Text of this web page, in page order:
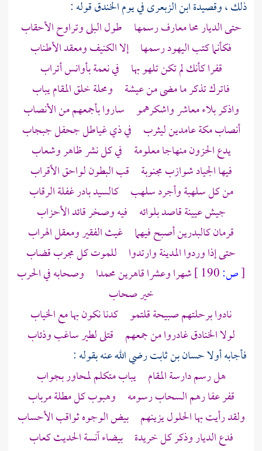
ذلك ، وقصيدةابن الزبعرىفي يومالخندققوله :
حتى الديار محا معارف رسمها طول البلى وتراوح الأحقاب
فكأنما كتباليهودرسمها إلا الكنيف ومعقد الأطناب
قفرا كأنك لم تكن تلهو بها في نعمة بأوانس أتراب
فاترك تذكر ما مضى من عيشة ومحلة خلق المقام يباب
واذكر بلاء معاشر واشكرهمو ساروا بأجمعهم من الأنصاب
أنصابمكةعامدينليثرب في ذي غياطل جحفل جبجاب
يدع الحزون منهاجا معلومة في كل نشر ظاهر وشعاب
فيها الجياد شوازب مجنوبة قب البطون لواحق الأقراب
من كل سلهبة وأجرد سلهب كالسيد بادر غفلة الرقاب
جيش عيينة قاصد بلوائه فيه وصخر قائد الأحزاب
قرمان كالبدرين أصبح فيهما غيث الفقير ومعقل الهراب
حتى إذا وردواالمدينةوارتدوا للموت كل مجرب قضاب
[ص: شهرا وعشرا قاهرينمحمدا وصحابه في الحرب
خير صحاب
نادوا برحلتهم صبيحة قلتمو كدنا نكون بها مع الخياب
لولا الخنادق غادروا من جمعهم قتلى لطير ساغب وذئاب
فأجابه أولاحسان بن ثابترضي الله عنه بقوله :
هل رسم دارسة المقام يباب متكلم لمحاور بجواب
قفر عفا رهم السحاب رسومه وهبوب كل مطلة مرباب
ولقد رأيت بها الحلول يزينهم بيض الوجوه ثواقب الأحساب
فدع الديار وذكر كل خريدة بيضاء آنسة الحديث كعاب